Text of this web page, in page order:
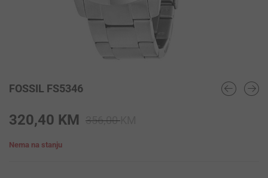
FOSSIL FS5346
356,00
320,40 KM
Nema na stanju